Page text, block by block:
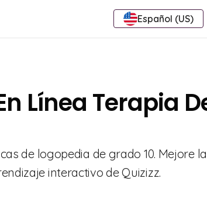
Español (US)
Línea Terapia
de logopedia de grado 10. Mejore
interactivo de Quizizz.